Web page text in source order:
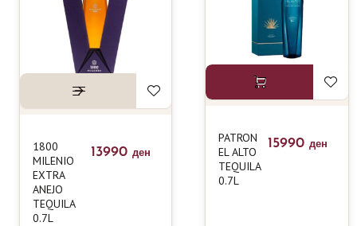
1800
MILENIO
EXTRA
ANEJO
TEQUILA
0.7L
13990 ден
PATRON
EL ALTO
TEQUILA
0.7L
15990 ден